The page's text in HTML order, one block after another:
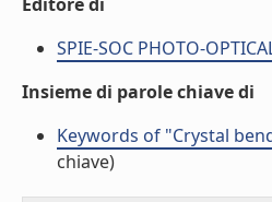
SPIE-SOC PHOTO-
Insieme di parole chiave di
Keywords of "Crystal
chiave)